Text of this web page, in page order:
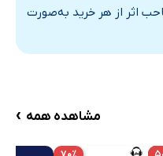
اثر از هر خرید به‌صورت
مشاهده همه ›